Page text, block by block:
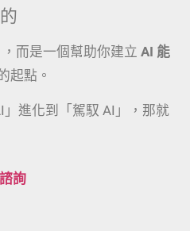
而是一個幫助你建立 AI 能
起點。
進化到「駕馭 AI」，那就
詢